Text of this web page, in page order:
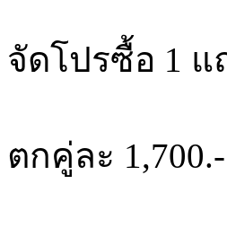
จัดโปรซื้อ 1 แ
ตกคู่ละ 1,700.-